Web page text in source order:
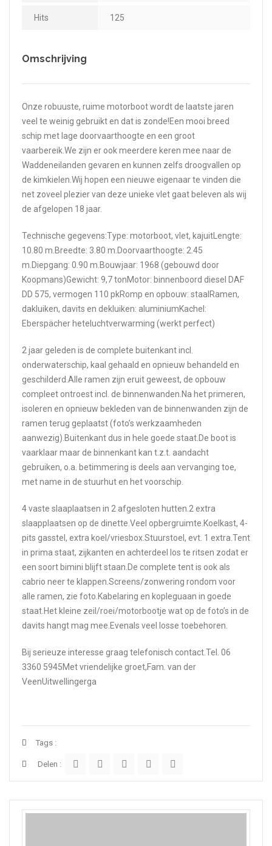
Hits 125
Omschrijving
Onze robuuste, ruime motorboot wordt de laatste jaren
veel te weinig gebruikt en dat is zonde!Een mooi breed
schip met lage doorvaarthoogte en een groot
vaarbereik.We zijn er ook meerdere keren mee naar de
Waddeneilanden gevaren en kunnen zelfs droogvallen op
de kimkielen.Wij hopen een nieuwe eigenaar te vinden die
net zoveel plezier van deze unieke vlet gaat beleven als wij
de afgelopen 18 jaar.
Technische gegevens:Type: motorboot, vlet, kajuitLengte:
10.80 m.Breedte: 3.80 m.Doorvaarthoogte: 2.45
m.Diepgang: 0.90 m.Bouwjaar: 1968 (gebouwd door
Koopmans)Gewicht: 9,7 tonMotor: binnenboord diesel DAF
DD 575, vermogen 110 pkRomp en opbouw: staalRamen,
dakluiken, davits en dekluiken: aluminiumKachel:
Eberspächer heteluchtverwarming (werkt perfect)
2 jaar geleden is de complete buitenkant incl.
onderwaterschip, kaal gehaald en opnieuw behandeld en
geschilderd.Alle ramen zijn eruit geweest, de opbouw
compleet ontroest incl. de binnenwanden.Na het primeren,
isoleren en opnieuw bekleden van de binnenwanden zijn de
ramen terug geplaatst (foto’s werkzaamheden
aanwezig).Buitenkant dus in hele goede staat.De boot is
vaarklaar maar de binnenkant kan t.z.t. aandacht
gebruiken, o.a. betimmering is deels aan vervanging toe,
met name in de stuurhut en het voorschip.
4 vaste slaaplaatsen in 2 afgesloten hutten.2 extra
slaapplaatsen op de dinette.Veel opbergruimte.Koelkast, 4-
pits gasstel, extra koel/vriesbox.Stuurstoel, evt. 1 extra.Tent
in prima staat, zijkanten en achterdeel los te ritsen zodat er
een soort bimini blijft staan.De complete tent is ook als
cabrio neer te klappen.Screens/zonwering rondom voor
alle ramen, zie foto.Kabelaring en kopleguaan in goede
staat.Het kleine zeil/roei/motorbootje wat op de foto’s in de
davits hangt mag mee.Evenals veel losse toebehoren.
Bij serieuze interesse graag telefonisch contact.Tel. 06
3360 5945Met vriendelijke groet,Fam. van der
VeenUitwellingerga
Tags :
Delen :